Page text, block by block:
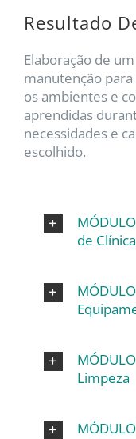
Resultado
Elaboração de
manutenção
os ambientes e
aprendidas
necessidades e
escolhido.
de
Limpeza